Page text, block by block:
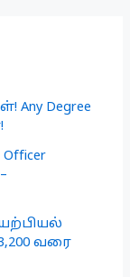
Any Degree
Officer
வரை